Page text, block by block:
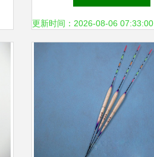
更新时间：2026-08-06 07:33:00